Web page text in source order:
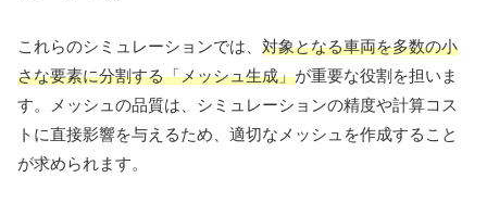
これらのシミュレーションでは、 対象となる車両を多数の小
さな要素に分割する「メッシュ生成」が重要な役割を担いま
す。メッシュの品質は、シミュレーションの精度や計算コス
トに直接影響を与えるため、適切なメッシュを作成すること
が求められます。